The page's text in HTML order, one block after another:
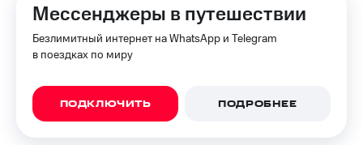
Мессенджеры в путешествии
Безлимитный интернет на WhatsApp и Telegram
в поездках по миру
ПОДКЛЮЧИТЬ ПОДРОБНЕЕ